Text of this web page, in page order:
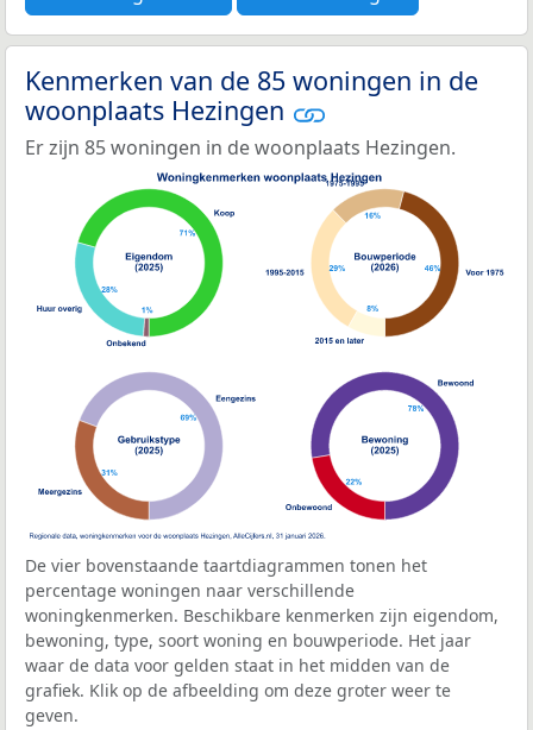
Kenmerken van de 85 woningen in de
woonplaats Hezingen
Er zijn 85 woningen in de woonplaats Hezingen.
De vier bovenstaande taartdiagrammen tonen het
percentage woningen naar verschillende
woningkenmerken. Beschikbare kenmerken zijn eigendom,
bewoning, type, soort woning en bouwperiode. Het jaar
waar de data voor gelden staat in het midden van de
grafiek. Klik op de afbeelding om deze groter weer te
geven.